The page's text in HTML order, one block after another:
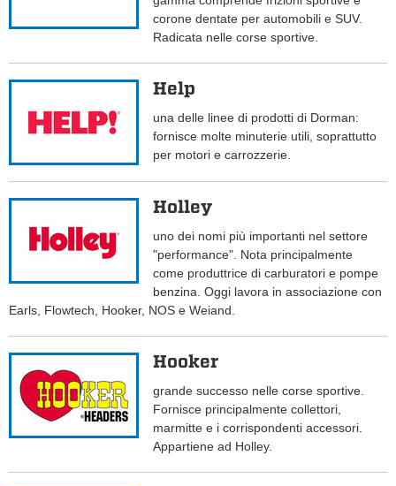
corone dentate per automobili e SUV.
Radicata nelle corse sportive.
Help
una delle linee di prodotti di Dorman:
fornisce molte minuterie utili, soprattutto
per motori e carrozzerie.
Holley
uno dei nomi più importanti nel settore
"performance". Nota principalmente
come produttrice di carburatori e pompe
benzina. Oggi lavora in associazione con
Earls, Flowtech, Hooker, NOS e Weiand.
Hooker
grande successo nelle corse sportive.
Fornisce principalmente collettori,
marmitte e i corrispondenti accessori.
Appartiene ad Holley.